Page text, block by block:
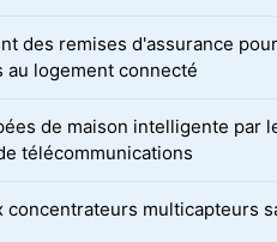
des remises d'assurance
au logement connecté
de maison intelligente par
télécommunications
concentrateurs multicapteurs